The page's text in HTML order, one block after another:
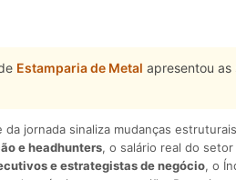
Estamparia de Metal apresentou as
da jornada sinaliza mudanças
e headhunters, o salário real do
e estrategistas de negócio, o